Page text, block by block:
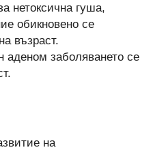
нетоксична гуша,
обикновено се
възраст.
аденом заболяването се
на